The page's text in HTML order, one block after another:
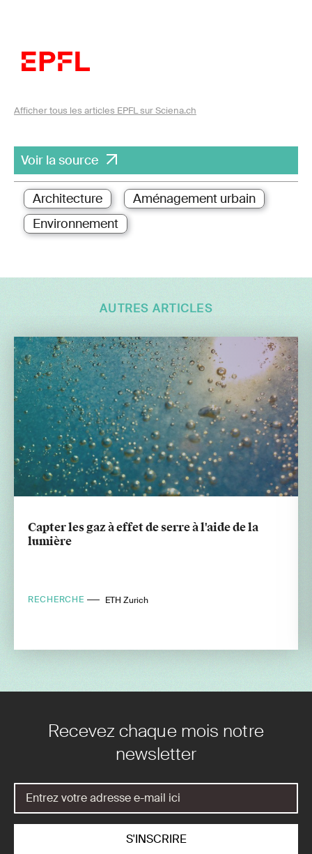
Afficher tous les articles EPFL sur Sciena.ch
Voir la source
Architecture
Aménagement urbain
Environnement
AUTRES ARTICLES
Capter les gaz à effet de serre à l'aide de la
lumière
RECHERCHE ETH Zurich
Recevez chaque mois notre
newsletter